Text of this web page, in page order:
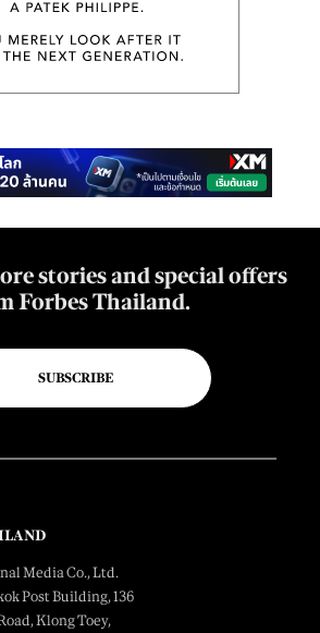
stories and special offers
Forbes Thailand.
SUBSCRIBE
Media Co., Ltd.
Post Building, 136
Klong Toey,